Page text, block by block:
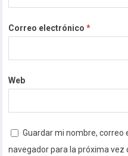
Correo electrónico*
Web
Guardar mi nombre, correo
navegador para la próxima vez